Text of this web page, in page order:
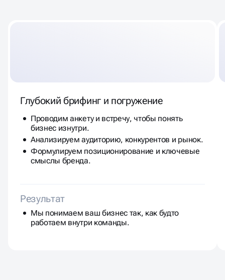
Глубокий брифинг и погружение
Проводим анкету и встречу, чтобы понять
бизнес изнутри.
Анализируем аудиторию, конкурентов и рынок.
Формулируем позиционирование и ключевые
смыслы бренда.
Результат
Мы понимаем ваш бизнес так, как будто
работаем внутри команды.